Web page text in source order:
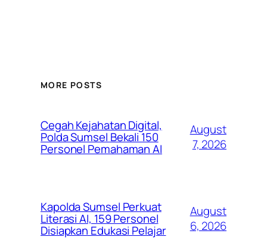
MORE POSTS
Cegah Kejahatan Digital,
Polda Sumsel Bekali 150
Personel Pemahaman AI
August
7, 2026
Kapolda Sumsel Perkuat
Literasi AI, 159 Personel
Disiapkan Edukasi Pelajar
August
6, 2026